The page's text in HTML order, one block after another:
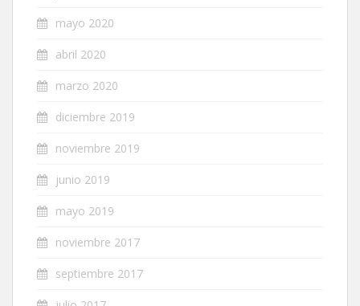
mayo 2020
abril 2020
marzo 2020
diciembre 2019
noviembre 2019
junio 2019
mayo 2019
noviembre 2017
septiembre 2017